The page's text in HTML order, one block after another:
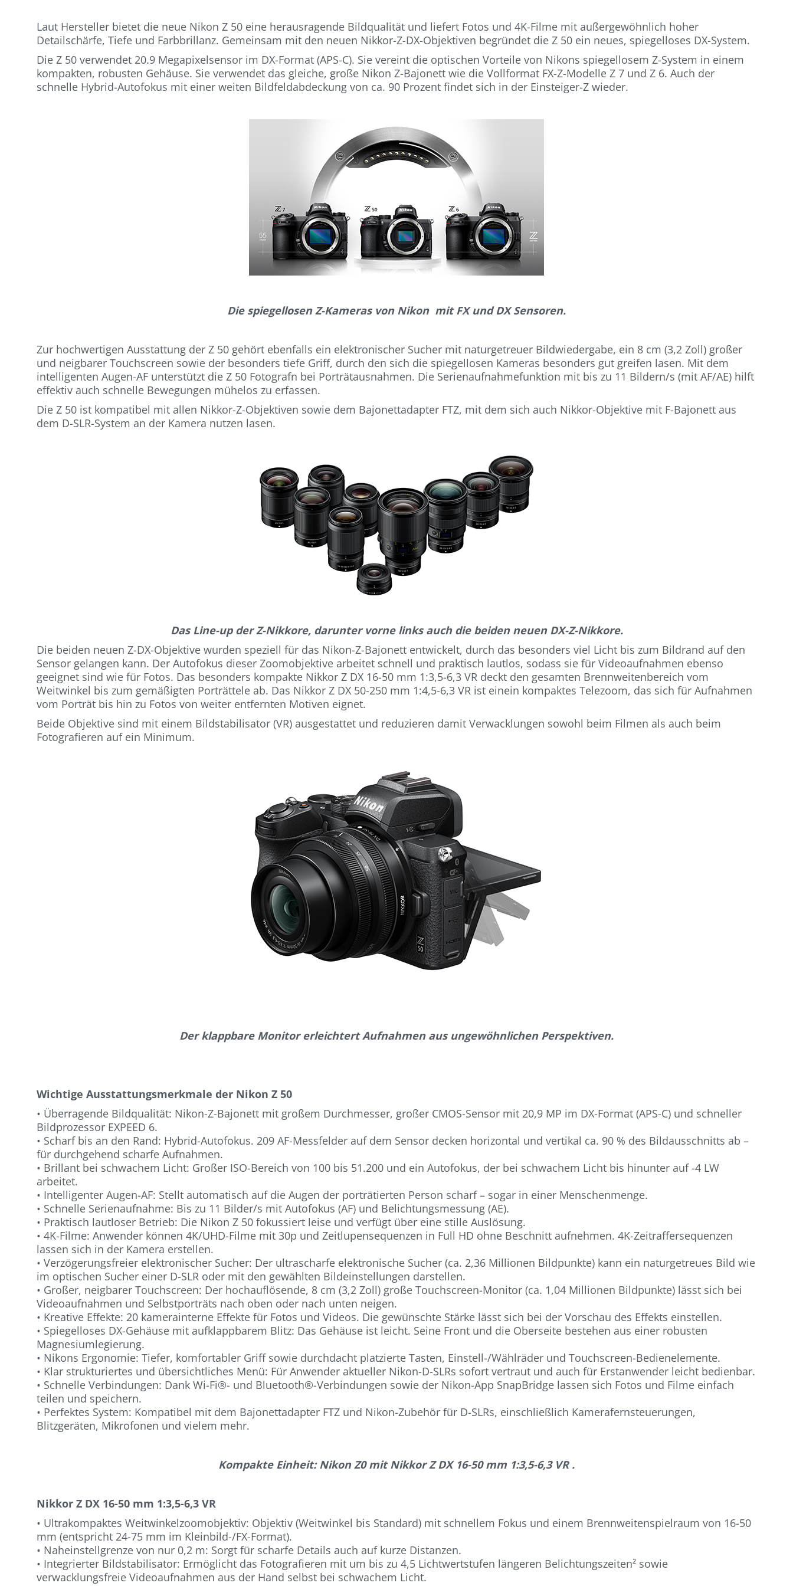
Laut Hersteller bietet die neue Nikon Z 50 eine herausragende Bildqualität und liefert Fotos und 4K-Filme mit außergewöhnlich hoher
Detailschärfe, Tiefe und Farbbrillanz. Gemeinsam mit den neuen Nikkor-Z-DX-Objektiven begründet die Z 50 ein neues, spiegelloses DX-System.
Die Z 50 verwendet 20.9 Megapixelsensor im DX-Format (APS-C). Sie vereint die optischen Vorteile von Nikons spiegellosem Z-System in einem
kompakten, robusten Gehäuse. Sie verwendet das gleiche, große Nikon Z-Bajonett wie die Vollformat FX-Z-Modelle Z 7 und Z 6. Auch der
schnelle Hybrid-Autofokus mit einer weiten Bildfeldabdeckung von ca. 90 Prozent findet sich in der Einsteiger-Z wieder.
Die spiegellosen Z-Kameras von Nikon mit FX und DX Sensoren.
Zur hochwertigen Ausstattung der Z 50 gehört ebenfalls ein elektronischer Sucher mit naturgetreuer Bildwiedergabe, ein 8 cm (3,2 Zoll) großer
und neigbarer Touchscreen sowie der besonders tiefe Griff, durch den sich die spiegellosen Kameras besonders gut greifen lasen. Mit dem
intelligenten Augen-AF unterstützt die Z 50 Fotografn bei Porträtausnahmen. Die Serienaufnahmefunktion mit bis zu 11 Bildern/s (mit AF/AE) hilft
effektiv auch schnelle Bewegungen mühelos zu erfassen.
Die Z 50 ist kompatibel mit allen Nikkor-Z-Objektiven sowie dem Bajonettadapter FTZ, mit dem sich auch Nikkor-Objektive mit F-Bajonett aus
dem D-SLR-System an der Kamera nutzen lasen.
Das Line-up der Z-Nikkore, darunter vorne links auch die beiden neuen DX-Z-Nikkore.
Die beiden neuen Z-DX-Objektive wurden speziell für das Nikon-Z-Bajonett entwickelt, durch das besonders viel Licht bis zum Bildrand auf den
Sensor gelangen kann. Der Autofokus dieser Zoomobjektive arbeitet schnell und praktisch lautlos, sodass sie für Videoaufnahmen ebenso
geeignet sind wie für Fotos. Das besonders kompakte Nikkor Z DX 16-50 mm 1:3,5-6,3 VR deckt den gesamten Brennweitenbereich vom
Weitwinkel bis zum gemäßigten Porträttele ab. Das Nikkor Z DX 50-250 mm 1:4,5-6,3 VR ist einein kompaktes Telezoom, das sich für Aufnahmen
vom Porträt bis hin zu Fotos von weiter entfernten Motiven eignet.
Beide Objektive sind mit einem Bildstabilisator (VR) ausgestattet und reduzieren damit Verwacklungen sowohl beim Filmen als auch beim
Fotografieren auf ein Minimum.
Der klappbare Monitor erleichtert Aufnahmen aus ungewöhnlichen Perspektiven.
Wichtige Ausstattungsmerkmale der Nikon Z 50
• Überragende Bildqualität: Nikon-Z-Bajonett mit großem Durchmesser, großer CMOS-Sensor mit 20,9 MP im DX-Format (APS-C) und schneller
Bildprozessor EXPEED 6.
• Scharf bis an den Rand: Hybrid-Autofokus. 209 AF-Messfelder auf dem Sensor decken horizontal und vertikal ca. 90 % des Bildausschnitts ab –
für durchgehend scharfe Aufnahmen.
• Brillant bei schwachem Licht: Großer ISO-Bereich von 100 bis 51.200 und ein Autofokus, der bei schwachem Licht bis hinunter auf -4 LW
arbeitet.
• Intelligenter Augen-AF: Stellt automatisch auf die Augen der porträtierten Person scharf – sogar in einer Menschenmenge.
• Schnelle Serienaufnahme: Bis zu 11 Bilder/s mit Autofokus (AF) und Belichtungsmessung (AE).
• Praktisch lautloser Betrieb: Die Nikon Z 50 fokussiert leise und verfügt über eine stille Auslösung.
• 4K-Filme: Anwender können 4K/UHD-Filme mit 30p und Zeitlupensequenzen in Full HD ohne Beschnitt aufnehmen. 4K-Zeitraffersequenzen
lassen sich in der Kamera erstellen.
• Verzögerungsfreier elektronischer Sucher: Der ultrascharfe elektronische Sucher (ca. 2,36 Millionen Bildpunkte) kann ein naturgetreues Bild wie
im optischen Sucher einer D-SLR oder mit den gewählten Bildeinstellungen darstellen.
• Großer, neigbarer Touchscreen: Der hochauflösende, 8 cm (3,2 Zoll) große Touchscreen-Monitor (ca. 1,04 Millionen Bildpunkte) lässt sich bei
Videoaufnahmen und Selbstporträts nach oben oder nach unten neigen.
• Kreative Effekte: 20 kamerainterne Effekte für Fotos und Videos. Die gewünschte Stärke lässt sich bei der Vorschau des Effekts einstellen.
• Spiegelloses DX-Gehäuse mit aufklappbarem Blitz: Das Gehäuse ist leicht. Seine Front und die Oberseite bestehen aus einer robusten
Magnesiumlegierung.
• Nikons Ergonomie: Tiefer, komfortabler Griff sowie durchdacht platzierte Tasten, Einstell-/Wählräder und Touchscreen-Bedienelemente.
• Klar strukturiertes und übersichtliches Menü: Für Anwender aktueller Nikon-D-SLRs sofort vertraut und auch für Erstanwender leicht bedienbar.
• Schnelle Verbindungen: Dank Wi-Fi®- und Bluetooth®-Verbindungen sowie der Nikon-App SnapBridge lassen sich Fotos und Filme einfach
teilen und speichern.
• Perfektes System: Kompatibel mit dem Bajonettadapter FTZ und Nikon-Zubehör für D-SLRs, einschließlich Kamerafernsteuerungen,
Blitzgeräten, Mikrofonen und vielem mehr.
Kompakte Einheit: Nikon Z0 mit Nikkor Z DX 16-50 mm 1:3,5-6,3 VR .
Nikkor Z DX 16-50 mm 1:3,5-6,3 VR
• Ultrakompaktes Weitwinkelzoomobjektiv: Objektiv (Weitwinkel bis Standard) mit schnellem Fokus und einem Brennweitenspielraum von 16-50
mm (entspricht 24-75 mm im Kleinbild-/FX-Format).
• Naheinstellgrenze von nur 0,2 m: Sorgt für scharfe Details auch auf kurze Distanzen.
• Integrierter Bildstabilisator: Ermöglicht das Fotografieren mit um bis zu 4,5 Lichtwertstufen längeren Belichtungszeiten² sowie
verwacklungsfreie Videoaufnahmen aus der Hand selbst bei schwachem Licht.